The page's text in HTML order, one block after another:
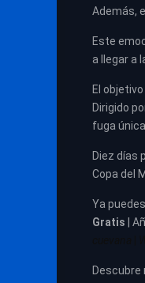
Además,
Este
a llegar a
El
Dirigido
fuga
Diez días
Copa del
Ya puedes
Gratis |
Descubre